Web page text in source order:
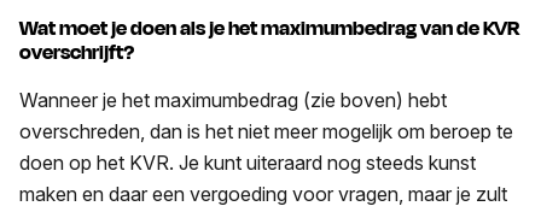
Wat moet je doen als je het maximumbedrag van de KVR
overschrijft?
Wanneer je het maximumbedrag (zie boven) hebt
overschreden, dan is het niet meer mogelijk om beroep te
doen op het KVR. Je kunt uiteraard nog steeds kunst
maken en daar een vergoeding voor vragen, maar je zult